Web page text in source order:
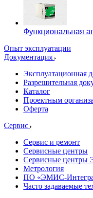
Функциональная
Опыт эксплуатации
Документация
Эксплуатационная
Разрешительная
Каталог
Проектным
Оферта
Сервис
Сервис и ремонт
Сервисные центры
Сервисные
Метрология
ПО «ЭМИС-
Часто задаваемые